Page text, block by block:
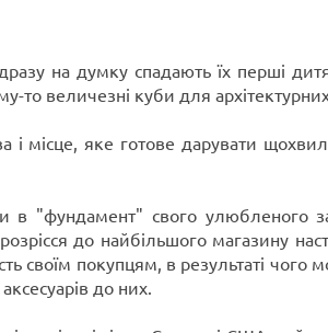
на думку спадають їх перші
то величезні куби для
місце, яке готове дарувати
"фундамент" свого улюбленого
до найбільшого магазину
своїм покупцям, в результаті чого
до них.